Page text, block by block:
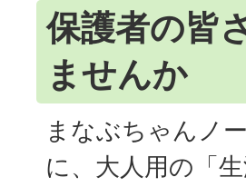
保護者の皆
ませんか
まなぶちゃんノ
に、大人用の「